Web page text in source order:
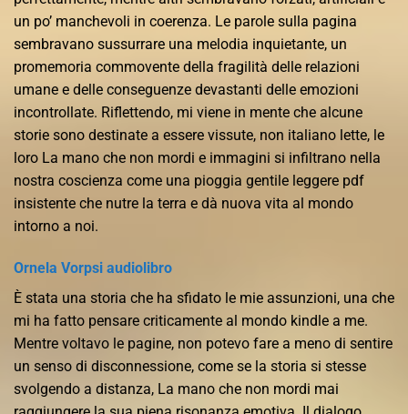
un po’ manchevoli in coerenza. Le parole sulla pagina
sembravano sussurrare una melodia inquietante, un
promemoria commovente della fragilità delle relazioni
umane e delle conseguenze devastanti delle emozioni
incontrollate. Riflettendo, mi viene in mente che alcune
storie sono destinate a essere vissute, non italiano lette, le
loro La mano che non mordi e immagini si infiltrano nella
nostra coscienza come una pioggia gentile leggere pdf
insistente che nutre la terra e dà nuova vita al mondo
intorno a noi.
Ornela Vorpsi audiolibro
È stata una storia che ha sfidato le mie assunzioni, una che
mi ha fatto pensare criticamente al mondo kindle a me.
Mentre voltavo le pagine, non potevo fare a meno di sentire
un senso di disconnessione, come se la storia si stesse
svolgendo a distanza, La mano che non mordi mai